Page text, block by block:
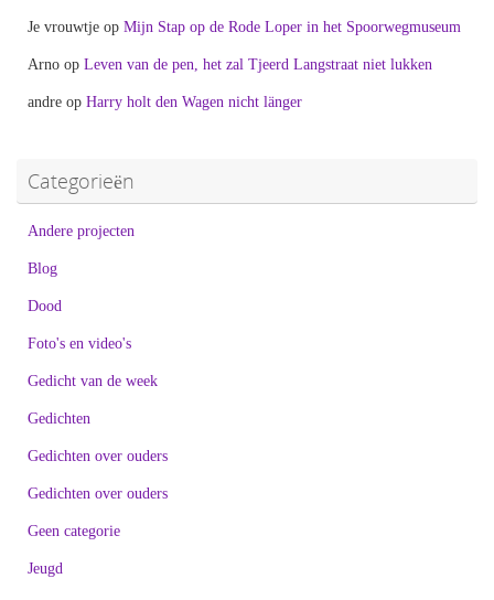
Je vrouwtje op Mijn Stap op de Rode Loper in het Spoorwegmuseum
Arno op Leven van de pen, het zal Tjeerd Langstraat niet lukken
andre op Harry holt den Wagen nicht länger
Categorieën
Andere projecten
Blog
Dood
Foto's en video's
Gedicht van de week
Gedichten
Gedichten over ouders
Gedichten over ouders
Geen categorie
Jeugd